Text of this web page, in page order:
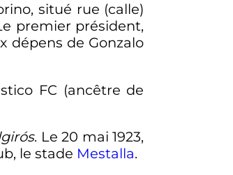
situé rue (calle)
premier président,
dépens de Gonzalo
FC (ancêtre de
. Le 20 mai 1923,
le stade Mestalla.